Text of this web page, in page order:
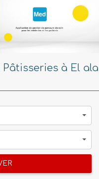
à El ala